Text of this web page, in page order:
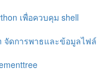
เพื่อควบคุม shell
จัดการพาธและข้อมูลไฟล์